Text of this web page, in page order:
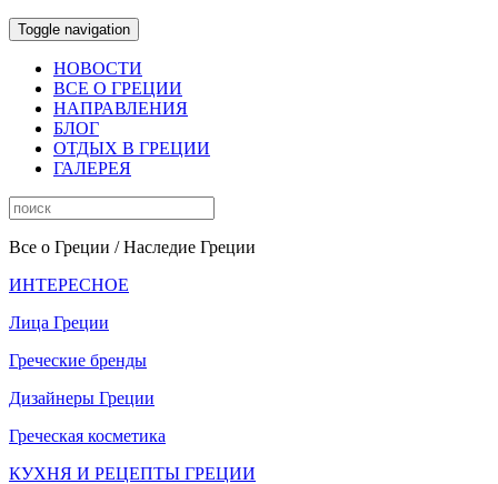
Toggle navigation
НОВОСТИ
ВСЕ О ГРЕЦИИ
НАПРАВЛЕНИЯ
БЛОГ
ОТДЫХ В ГРЕЦИИ
ГАЛЕРЕЯ
Все о Греции / Наследие Греции
ИНТЕРЕСНОЕ
Лица Греции
Греческие бренды
Дизайнеры Греции
Греческая косметика
КУХНЯ И РЕЦЕПТЫ ГРЕЦИИ